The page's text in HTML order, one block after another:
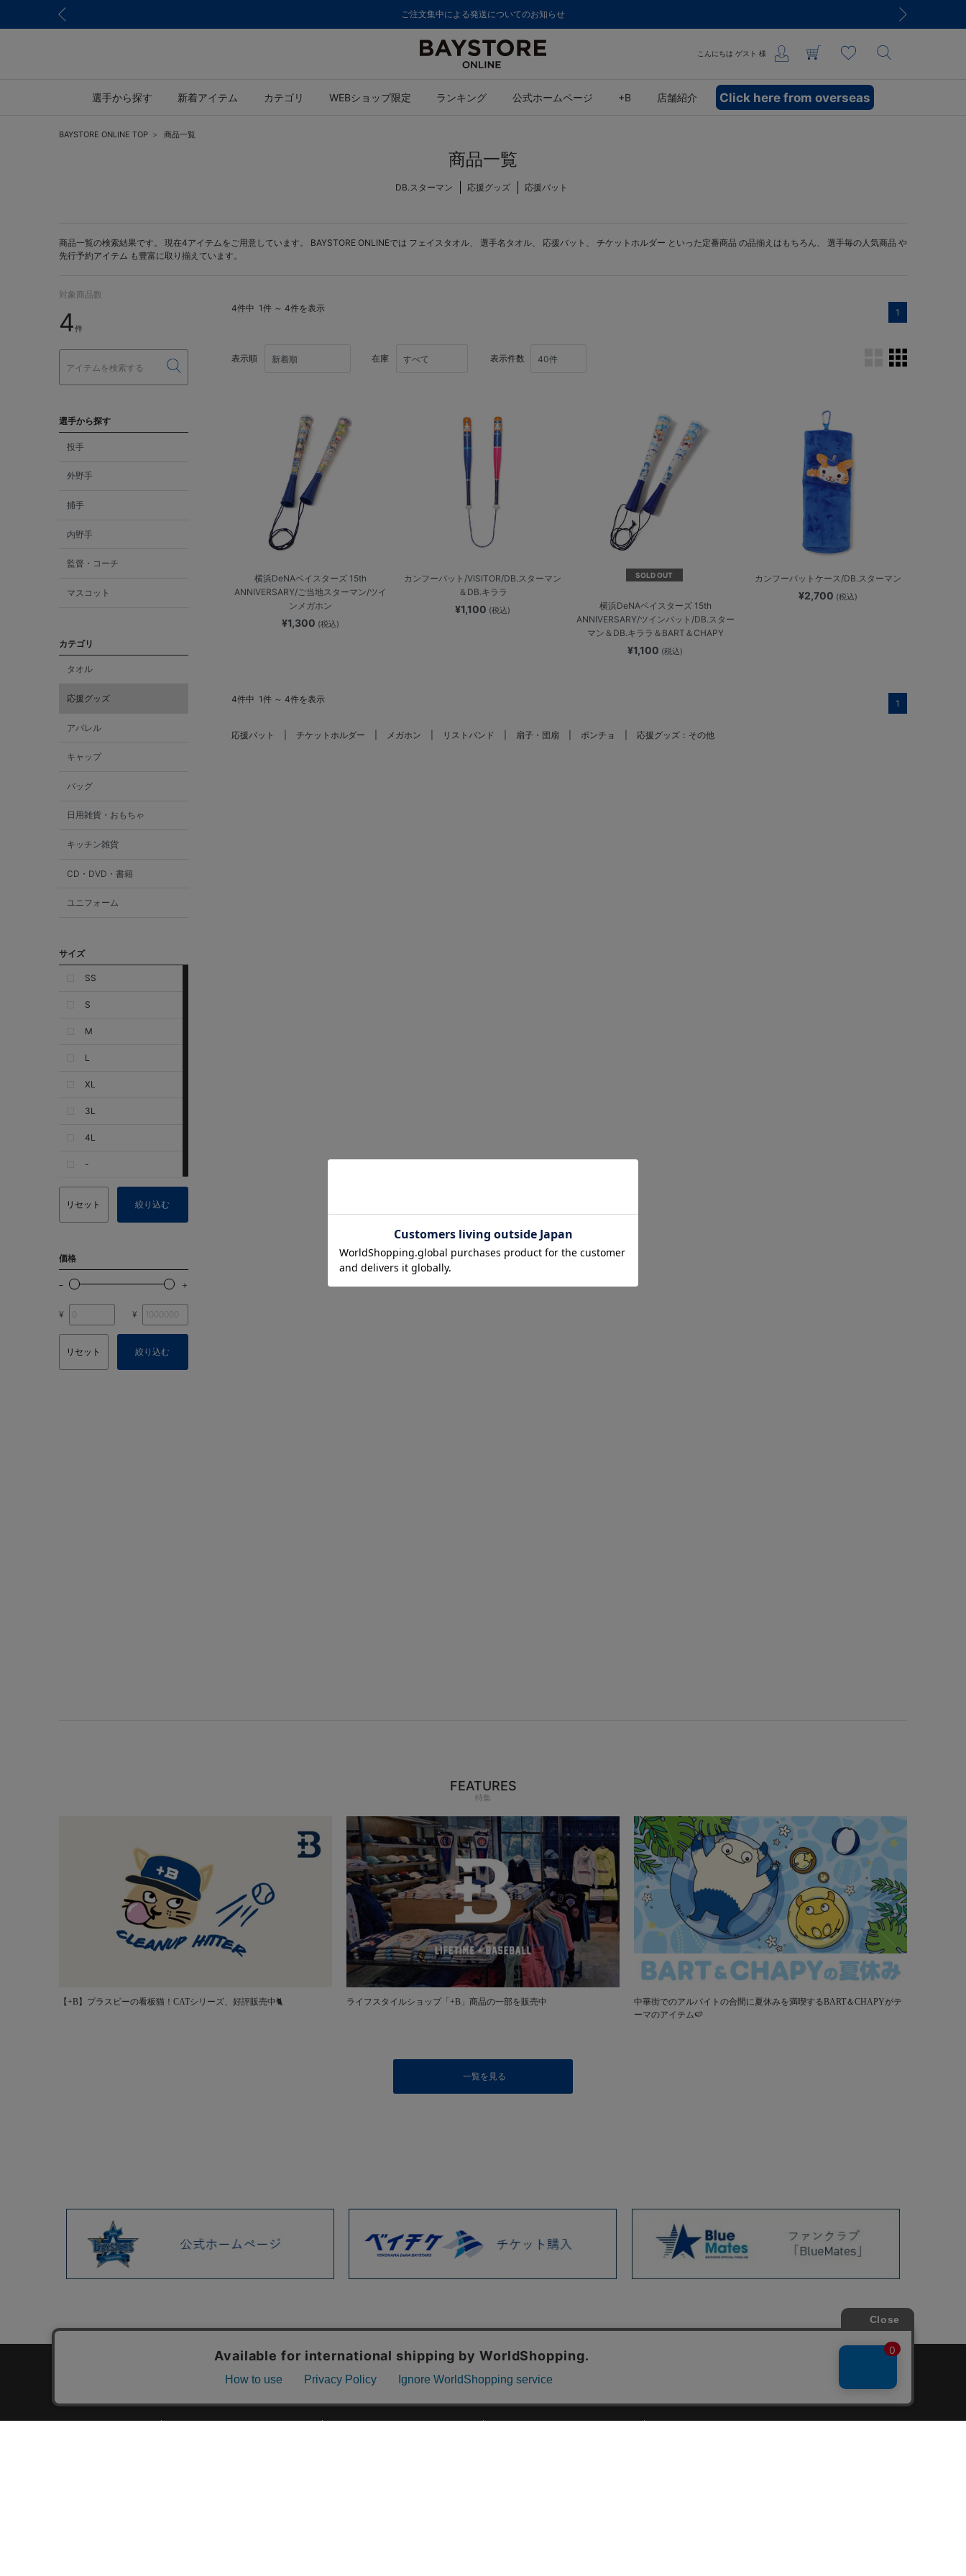
ご注文集中による発送についてのお知らせ
こんにちは ゲスト 様
選手から探す 新着アイテム カテゴリ WEBショップ限定 ランキング 公式ホームページ +B 店舗紹介 Click here from overseas
BAYSTORE ONLINE TOP 商品一覧
商品一覧
DB.スターマン 応援グッズ 応援バット
商品一覧の検索結果です。 現在4アイテムをご用意しています。 BAYSTORE ONLINEでは フェイスタオル、 選手名タオル、 応援バット 、 チケットホルダー といった定番商品 の品揃えはもちろん、 選手毎の人気商品 や
先行予約アイテム も豊富に取り揃えています。
対象商品数
4件
選手から探す
投手
外野手
捕手
内野手
監督・コーチ
マスコット
カテゴリ
タオル
応援グッズ
アパレル
キャップ
バッグ
日用雑貨・おもちゃ
キッチン雑貨
CD・DVD・書籍
ユニフォーム
サイズ
SS
S
M
L
XL
3L
4L
-
リセット 絞り込む
価格
¥ ¥
リセット 絞り込む
4件中 1件 ～ 4件を表示 1
表示順 在庫 表示件数
横浜DeNAベイスターズ 15th
ANNIVERSARY/ご当地スターマン/ツイ
ンメガホン
¥1,300 (税込)
カンフーバット/VISITOR/DB.スターマン
＆DB.キララ
¥1,100 (税込)
SOLD OUT
横浜DeNAベイスターズ 15th
ANNIVERSARY/ツインバット/DB.スター
マン＆DB.キララ＆BART＆CHAPY
¥1,100 (税込)
カンフーバットケース/DB.スターマン
¥2,700 (税込)
4件中 1件 ～ 4件を表示 1
応援バット チケットホルダー メガホン リストバンド 扇子・団扇 ポンチョ 応援グッズ：その他
FEATURES
特集
【+B】プラスビーの看板猫！CATシリーズ、好評販売中🐈 ライフスタイルショップ「+B」商品の一部を販売中
中華街でのアルバイトの合間に夏休みを満喫するBART＆CHAPYがテ
ーマのアイテム🍉
一覧を見る